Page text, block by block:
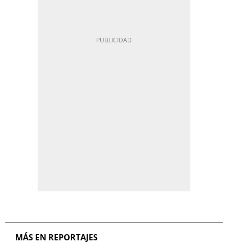
MÁS EN REPORTAJES